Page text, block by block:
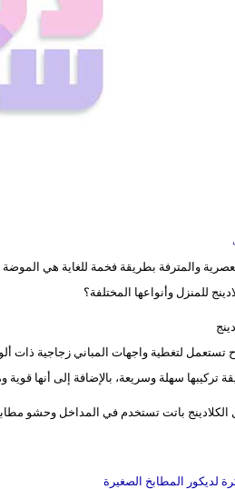
والمترفة بطريقة فخمة للغاية هي الموضة
للمنزل وأنواعها المختلفة؟
تستعمل لتغطية واجهات المباني زجاجية ذات
تركيبها سهلة وسريعة، بالإضافة إلى أنها قوية
باتت تستخدم في المداخل وحشو